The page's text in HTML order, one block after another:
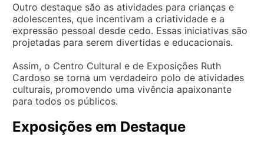
Outro destaque são as atividades para crianças e
adolescentes, que incentivam a criatividade e a
expressão pessoal desde cedo. Essas iniciativas são
projetadas para serem divertidas e educacionais.
Assim, o Centro Cultural e de Exposições Ruth
Cardoso se torna um verdadeiro polo de atividades
culturais, promovendo uma vivência apaixonante
para todos os públicos.
Exposições em Destaque